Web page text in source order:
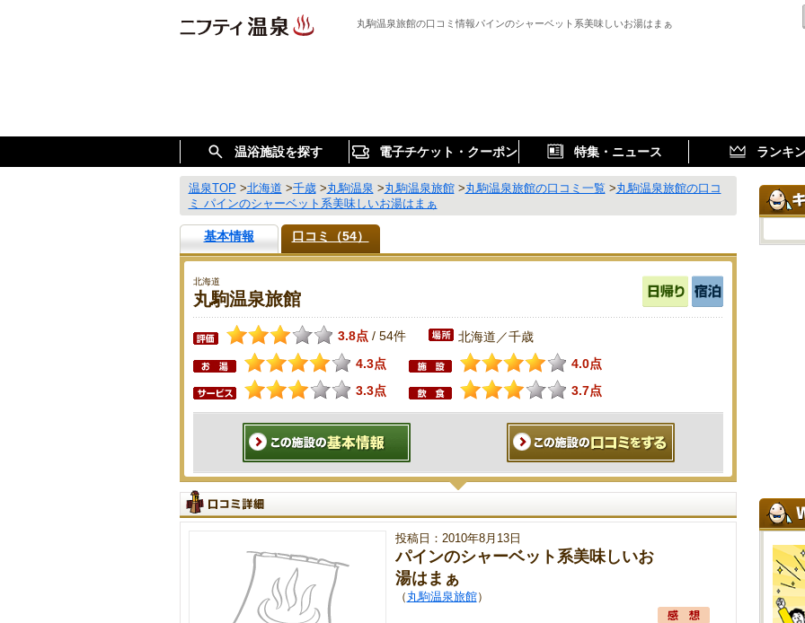
丸駒温泉旅館の口コミ情報パインのシャーベット系美味しいお湯はまぁ
温浴施設を探す 電子チケット・クーポン 特集・ニュース ランキ
温泉TOP >北海道 >千歳>丸駒温泉 >丸駒温泉旅館>丸駒温泉旅館の口コミ一覧 >丸駒温泉旅館の口コ
ミ パインのシャーベット系美味しいお湯はまぁ
基本情報 口コミ（54）
北海道
丸駒温泉旅館
3.8点 / 54件 北海道／千歳
4.3点
4.0点
3.3点
3.7点
投稿日：2010年8月13日
パインのシャーベット系美味しいお
湯はまぁ
（ 丸駒温泉旅館）